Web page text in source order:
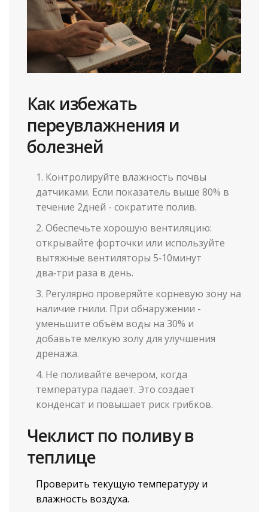
Как избежать
переувлажнения и
болезней
Контролируйте влажность почвы
датчиками. Если показатель выше 80% в
течение 2дней - сократите полив.
Обеспечьте хорошую вентиляцию:
открывайте форточки или используйте
вытяжные вентиляторы 5‑10минут
два‑три раза в день.
Регулярно проверяйте корневую зону на
наличие гнили. При обнаружении -
уменьшите объём воды на 30% и
добавьте мелкую золу для улучшения
дренажа.
Не поливайте вечером, когда
температура падает. Это создает
конденсат и повышает риск грибков.
Чеклист по поливу в
теплице
Проверить текущую температуру и
влажность воздуха.